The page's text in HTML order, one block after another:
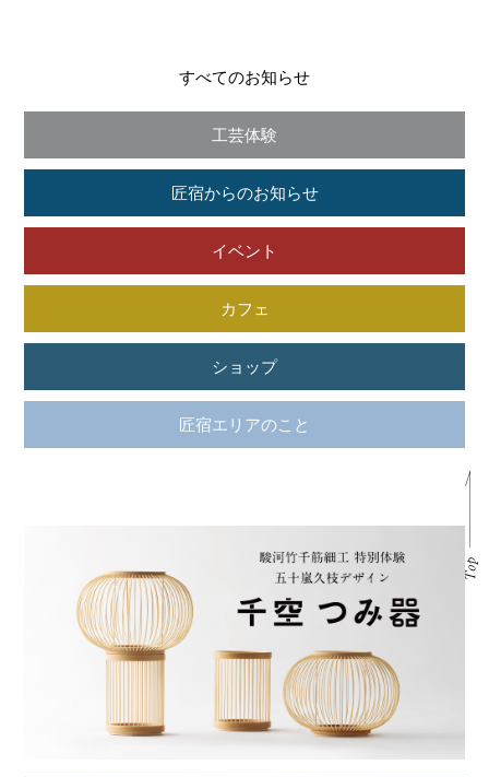
すべてのお知らせ
工芸体験
匠宿からのお知らせ
イベント
カフェ
ショップ
匠宿エリアのこと